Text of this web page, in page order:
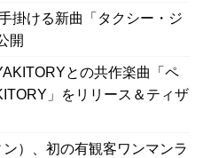
掛ける新曲「タクシー・ジ
開
との共作楽曲「ペ
」をリリース＆ティザ
）、初の有観客ワンマンラ